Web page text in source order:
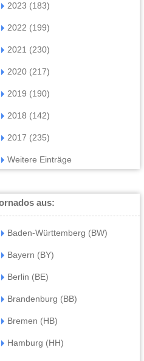
2023 (183)
2022 (199)
2021 (230)
2020 (217)
2019 (190)
2018 (142)
2017 (235)
Weitere Einträge
aus:
Baden-Württemberg (BW)
Bayern (BY)
Berlin (BE)
Brandenburg (BB)
Bremen (HB)
Hamburg (HH)